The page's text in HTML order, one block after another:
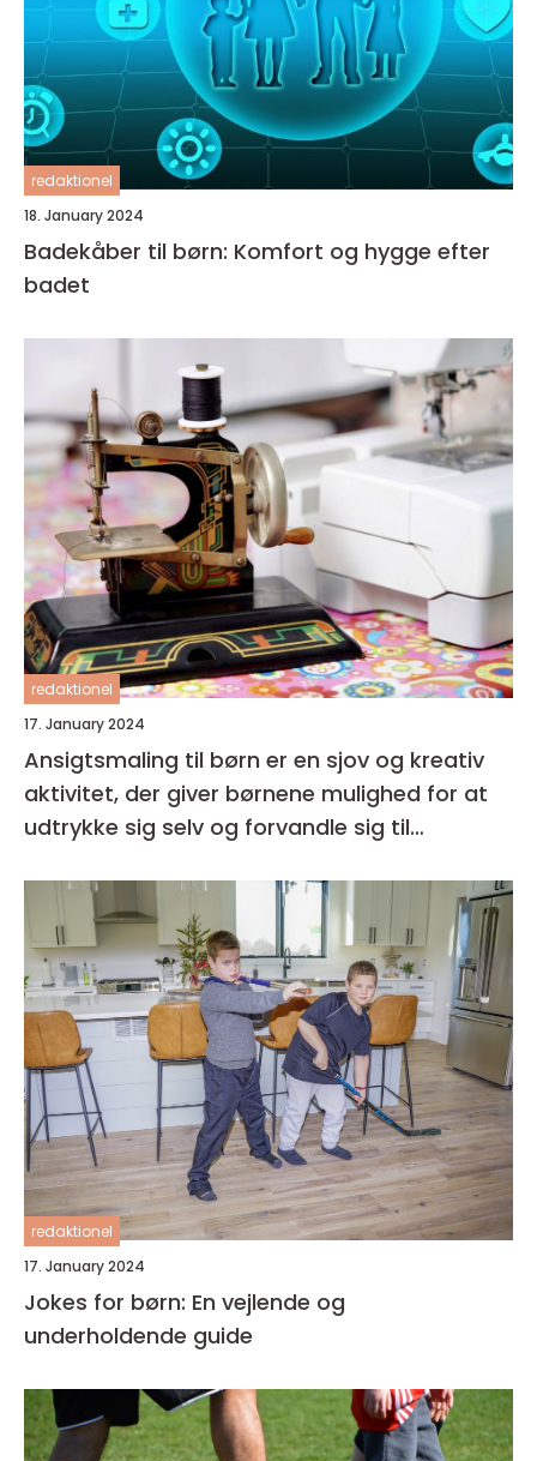
redaktionel
18. January 2024
Badekåber til børn: Komfort og hygge efter
badet
redaktionel
17. January 2024
Ansigtsmaling til børn er en sjov og kreativ
aktivitet, der giver børnene mulighed for at
udtrykke sig selv og forvandle sig til
redaktionel
17. January 2024
Jokes for børn: En vejlende og
underholdende guide